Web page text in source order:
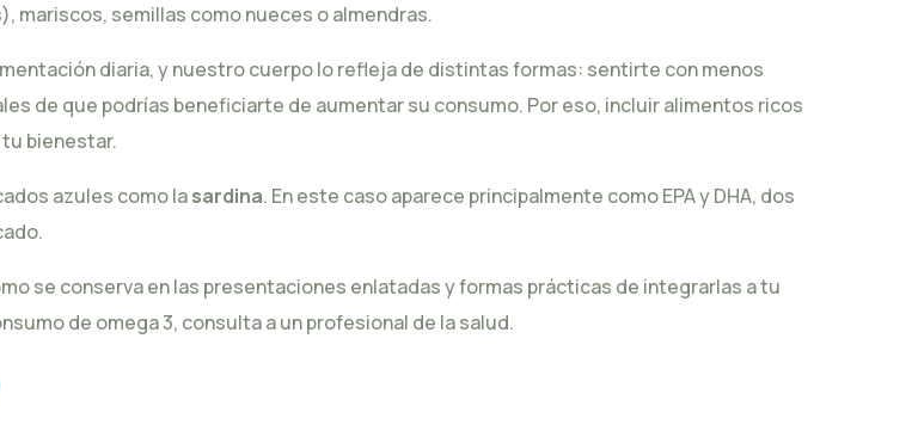
), mariscos, semillas como nueces o almendras.
diaria, y nuestro cuerpo lo refleja de distintas formas: sentirte con menos
de que podrías beneficiarte de aumentar su consumo. Por eso, incluir alimentos ricos
bienestar.
azules como lasardina. En este caso aparece principalmente como EPA y DHA, dos
se conserva en las presentaciones enlatadasy formas prácticas de integrarlas a tu
de omega 3, consulta a un profesional de la salud.